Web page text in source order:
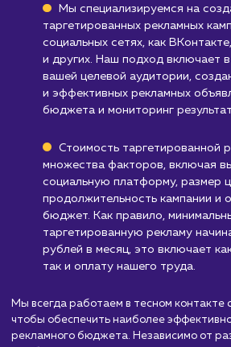
бюджет на рекламу
целесообразнее
продвижения.
Узнать почему
Стоимость
реклама
от 15 000 руб.